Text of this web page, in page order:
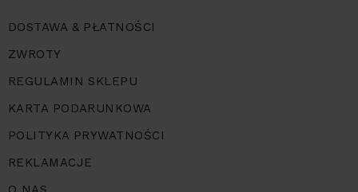
DOSTAWA & PŁATNOŚCI
ZWROTY
REGULAMIN SKLEPU
KARTA PODARUNKOWA
POLITYKA PRYWATNOŚCI
REKLAMACJE